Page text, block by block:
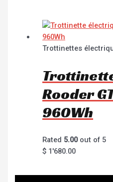
Trottinettes
Rooder
960Wh
Rated 5.00out of 5
$ 1'680.00